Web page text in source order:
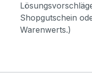
Shopgutschein
Warenwerts.)